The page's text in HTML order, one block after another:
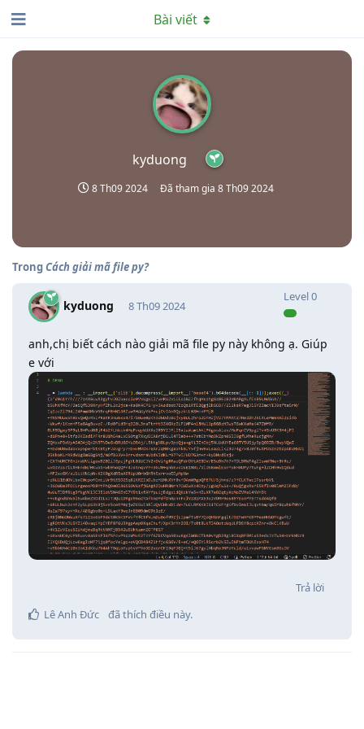
kyduong
8 Th09 2024 Đã tham gia 8 Th09 2024
Bài viết
TrongCách giải mã file py?
kyduong
Level0
8 Th09 2024
anh,chị biết cách nào giải mã file py này không ạ. Giúp
e với
Trả lời
Lê Anh Đức
đã thích điều này.